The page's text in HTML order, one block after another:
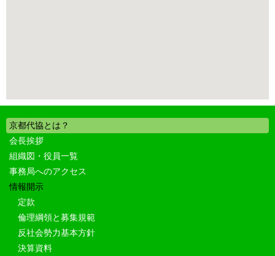
京都代協とは？
会長挨拶
組織図・役員一覧
事務局へのアクセス
情報開示
定款
倫理綱領と募集規範
反社会勢力基本方針
決算資料